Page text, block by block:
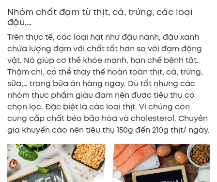
Nhóm chất đạm từ thịt, cá, trứng, các loại
đậu,…
Trên thực tế, các loại hạt như đậu nành, đậu xanh
chứa lượng đạm với chất tốt hơn so với đạm động
vật. Nó giúp cơ thể khỏe mạnh, hạn chế bệnh tật.
Thậm chí, có thể thay thế hoàn toàn thịt, cá, trứng,
sữa,… trong bữa ăn hàng ngày. Dù tốt nhưng các
nhóm thực phẩm giàu đạm nên được tiêu thụ có
chọn lọc. Đặc biệt là các loại thịt. Vì chúng còn
cung cấp chất béo bão hòa và cholesterol. Chuyên
gia khuyến cáo nên tiêu thụ 150g đến 210g thịt/ ngày.